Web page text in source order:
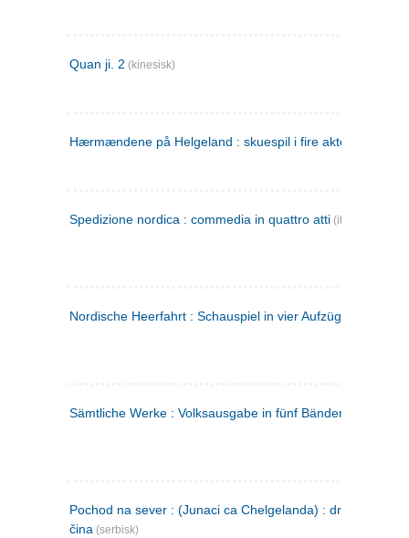
Quan ji. 2 (kinesisk)
Hærmændene på Helgeland : skuespil i fire akter
Spedizione nordica : commedia in quattro atti (italiensk)
Nordische Heerfahrt : Schauspiel in vier Aufzügen
Sämtliche Werke : Volksausgabe in fünf Bänden
Pochod na sever : (Junaci ca Chelgelanda) : drama u četiri
čina (serbisk)